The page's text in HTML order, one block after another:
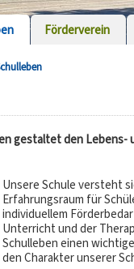
Förderverein
gestaltet den Lebens-
Unsere Schule versteht
Erfahrungsraum für
individuellem
Unterricht und der
Schulleben einen
den Charakter unserer